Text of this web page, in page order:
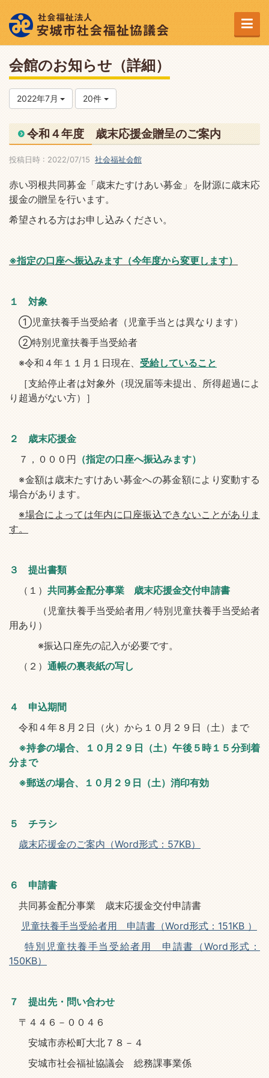
会館のお知らせ（詳細）
2022年7月 20件
令和４年度 歳末応援金贈呈のご案内
投稿日時 : 2022/07/15 社会福祉会館
赤い羽根共同募金「歳末たすけあい募金」を財源に歳末応
援金の贈呈を行います。
希望される方はお申し込みください。
※指定の口座へ振込みます（今年度から変更します）
１ 対象
①児童扶養手当受給者（児童手当とは異なります）
②特別児童扶養手当受給者
※令和４年１１月１日現在、 受給していること
［支給停止者は対象外（現況届等未提出、所得超過によ
り超過がない方）］
２ 歳末応援金
７，０００円 （指定の口座へ振込みます）
※金額は歳末たすけあい募金への募金額により変動する
場合があります。
※場合によっては年内に口座振込できないことがありま
す。
３ 提出書類
（１） 共同募金配分事業 歳末応援金交付申請書
（児童扶養手当受給者用／特別児童扶養手当受給者
用あり）
※振込口座先の記入が必要です。
（２） 通帳の裏表紙の写し
４ 申込期間
令和４年８月２日（火）から１０月２９日（土）まで
※持参の場合、１０月２９日（土）午後５時１５分到着
分まで
※郵送の場合、１０月２９日（土）消印有効
５ チラシ
歳末応援金のご案内（Word形式：57KB）
６ 申請書
共同募金配分事業 歳末応援金交付申請書
児童扶養手当受給者用 申請書（Word形式：151KB ）
特別児童扶養手当受給者用 申請書（Word形式：
150KB）
７ 提出先・問い合わせ
〒４４６－００４６
安城市赤松町大北７８－４
安城市社会福祉協議会 総務課事業係